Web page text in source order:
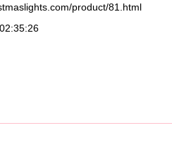
product/81.html